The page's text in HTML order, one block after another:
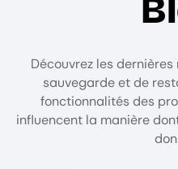
Découvrez les
sauvegarde et de
fonctionnalités des
influencent la manière